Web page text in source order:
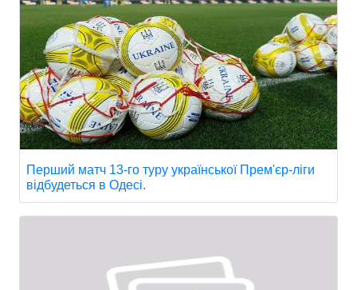
Перший матч 13-го туру української Прем'єр-ліги
відбудеться в Одесі.